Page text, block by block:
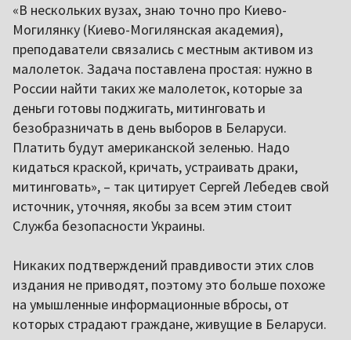
«В нескольких вузах, знаю точно про Киево-
Могилянку (Киево-Могилянская академия),
преподаватели связались с местным активом из
малолеток. Задача поставлена простая: нужно в
России найти таких же малолеток, которые за
деньги готовы поджигать, митинговать и
безобразничать в день выборов в Беларуси.
Платить будут американской зеленью. Надо
кидаться краской, кричать, устраивать драки,
митинговать», – так цитирует Сергей Лебедев свой
источник, уточняя, якобы за всем этим стоит
Служба безопасности Украины.
Никаких подтверждений правдивости этих слов
издания не приводят, поэтому это больше похоже
на умышленные информационные вбросы, от
которых страдают граждане, живущие в Беларуси.